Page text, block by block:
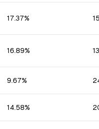
17.37%
16.89%
9.67%
14.58%